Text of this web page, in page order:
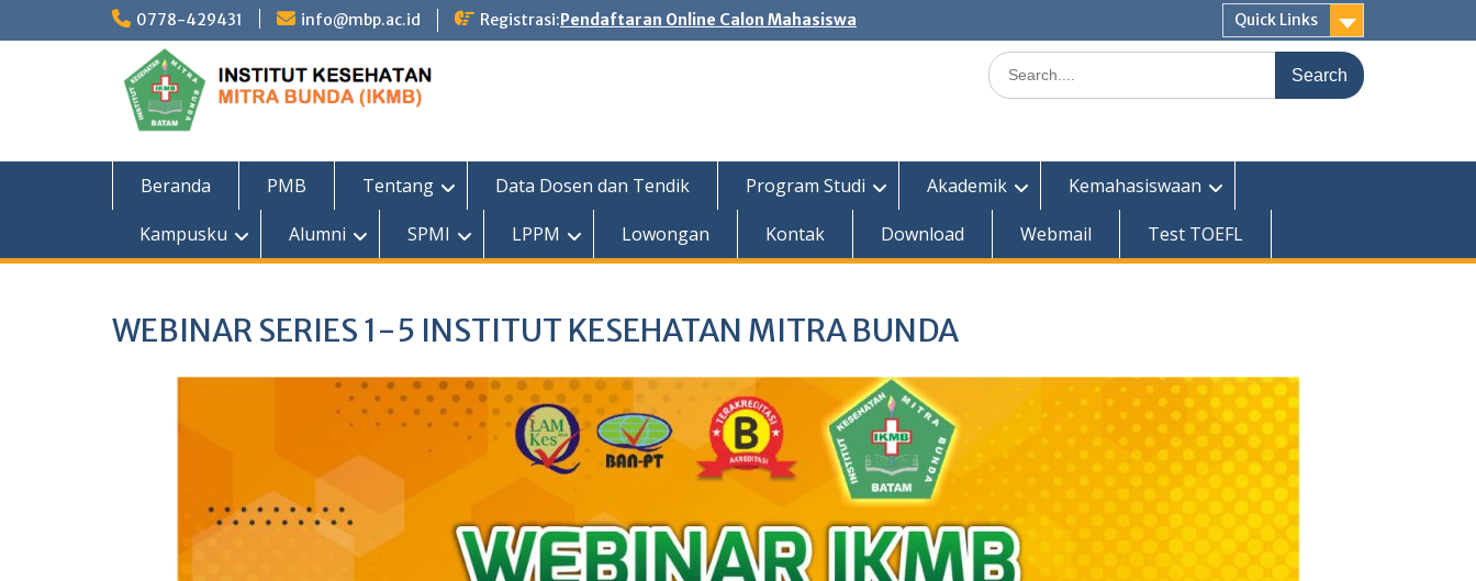
0778-429431 info@mbp.ac.id Registrasi:Pendaftaran Online Calon Mahasiswa Quick Links
Search
for:
Beranda PMB Tentang Data Dosen dan Tendik Program Studi Akademik
Kemahasiswaan
Kampusku
Alumni SPMI LPPM Lowongan Kontak Download Webmail Test TOEFL
WEBINAR SERIES 1-5 INSTITUT KESEHATAN MITRA BUNDA